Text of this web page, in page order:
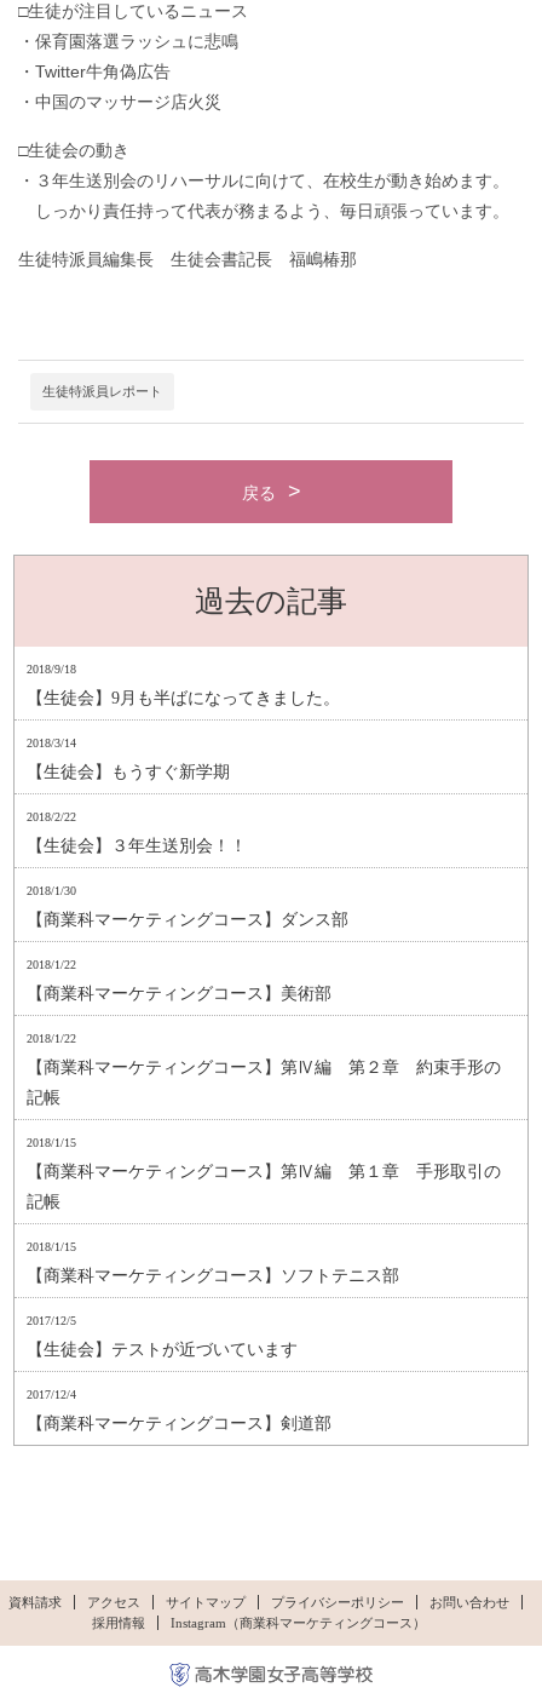
□生徒が注目しているニュース
・保育園落選ラッシュに悲鳴
・Twitter牛角偽広告
・中国のマッサージ店火災
□生徒会の動き
・３年生送別会のリハーサルに向けて、在校生が動き始めます。
しっかり責任持って代表が務まるよう、毎日頑張っています。
生徒特派員編集長 生徒会書記長 福嶋椿那
生徒特派員レポート
戻る
過去の記事
2018/9/18
【生徒会】9月も半ばになってきました。
2018/3/14
【生徒会】もうすぐ新学期
2018/2/22
【生徒会】３年生送別会！！
2018/1/30
【商業科マーケティングコース】ダンス部
2018/1/22
【商業科マーケティングコース】美術部
2018/1/22
【商業科マーケティングコース】第Ⅳ編 第２章 約束手形の
記帳
2018/1/15
【商業科マーケティングコース】第Ⅳ編 第１章 手形取引の
記帳
2018/1/15
【商業科マーケティングコース】ソフトテニス部
2017/12/5
【生徒会】テストが近づいています
2017/12/4
【商業科マーケティングコース】剣道部
資料請求 アクセス サイトマップ プライバシーポリシー
お問い合わせ
採用情報
Instagram（商業科マーケティングコース）